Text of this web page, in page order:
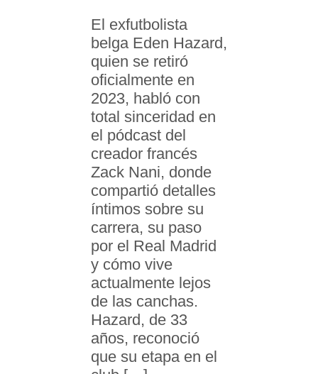
El exfutbolista
belga Eden Hazard,
quien se retiró
oficialmente en
2023, habló con
total sinceridad en
el pódcast del
creador francés
Zack Nani, donde
compartió detalles
íntimos sobre su
carrera, su paso
por el Real Madrid
y cómo vive
actualmente lejos
de las canchas.
Hazard, de 33
años, reconoció
que su etapa en el